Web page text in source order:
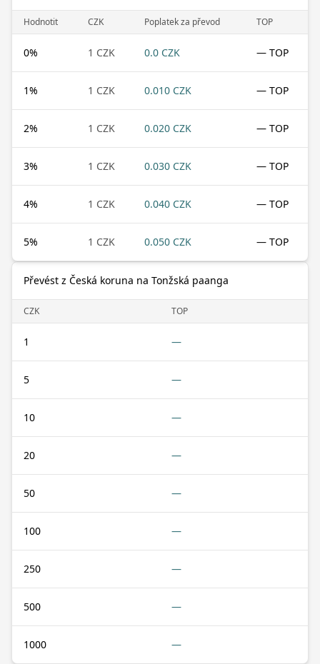
Hodnotit CZK Poplatek za převod TOP
0% 1 CZK 0.0 CZK — TOP
1% 1 CZK 0.010 CZK — TOP
2% 1 CZK 0.020 CZK — TOP
3% 1 CZK 0.030 CZK — TOP
4% 1 CZK 0.040 CZK — TOP
5% 1 CZK 0.050 CZK — TOP
Převést z Česká koruna na Tonžská paanga
CZK TOP
1 —
5 —
10 —
20 —
50 —
100 —
250 —
500 —
1000 —